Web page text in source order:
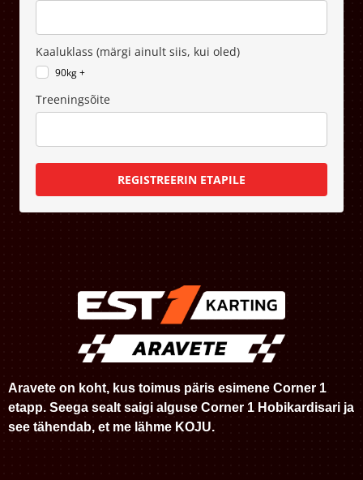
Kaaluklass (märgi ainult siis, kui oled)
90kg +
Treeningsõite
REGISTREERIN ETAPILE
Aravete on koht, kus toimus päris esimene Corner 1
etapp. Seega sealt saigi alguse Corner 1 Hobikardisari ja
see tähendab, et me lähme KOJU.